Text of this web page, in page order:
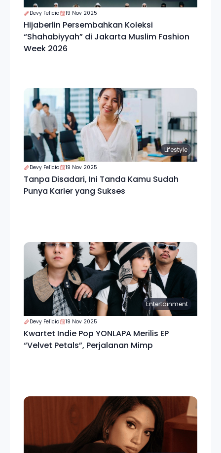
Devy Felicia 19 Nov 2025
Hijaberlin Persembahkan Koleksi
“Shahabiyyah” di Jakarta Muslim Fashion
Week 2026
Lifestyle
Devy Felicia 19 Nov 2025
Tanpa Disadari, Ini Tanda Kamu Sudah
Punya Karier yang Sukses
Entertainment
Devy Felicia 19 Nov 2025
Kwartet Indie Pop YONLAPA Merilis EP
“Velvet Petals”, Perjalanan Mimp